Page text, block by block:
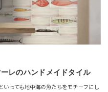
レのハンドメイドタイル
いっても地中海の魚たちをモチーフにし